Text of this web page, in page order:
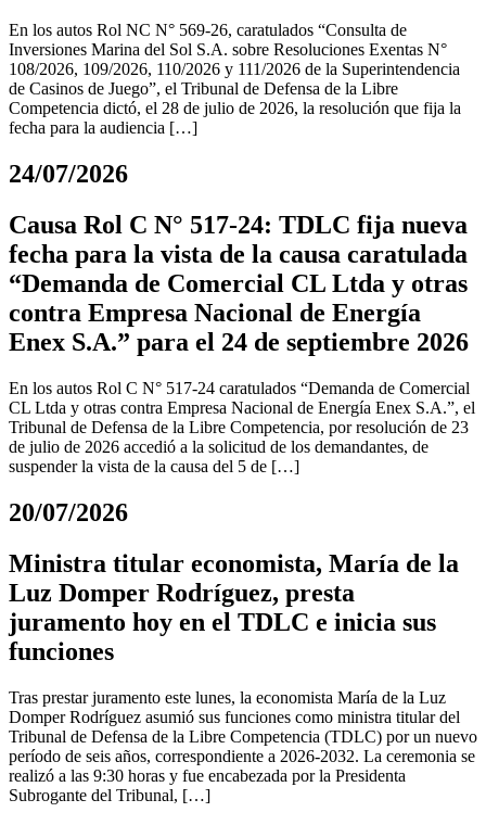
En los autos Rol NC N° 569-26, caratulados “Consulta de
Inversiones Marina del Sol S.A. sobre Resoluciones Exentas N°
108/2026, 109/2026, 110/2026 y 111/2026 de la Superintendencia
de Casinos de Juego”, el Tribunal de Defensa de la Libre
Competencia dictó, el 28 de julio de 2026, la resolución que fija la
fecha para la audiencia […]
24/07/2026
Causa Rol C N° 517-24: TDLC fija nueva
fecha para la vista de la causa caratulada
“Demanda de Comercial CL Ltda y otras
contra Empresa Nacional de Energía
Enex S.A.” para el 24 de septiembre 2026
En los autos Rol C N° 517-24 caratulados “Demanda de Comercial
CL Ltda y otras contra Empresa Nacional de Energía Enex S.A.”, el
Tribunal de Defensa de la Libre Competencia, por resolución de 23
de julio de 2026 accedió a la solicitud de los demandantes, de
suspender la vista de la causa del 5 de […]
20/07/2026
Ministra titular economista, María de la
Luz Domper Rodríguez, presta
juramento hoy en el TDLC e inicia sus
funciones
Tras prestar juramento este lunes, la economista María de la Luz
Domper Rodríguez asumió sus funciones como ministra titular del
Tribunal de Defensa de la Libre Competencia (TDLC) por un nuevo
período de seis años, correspondiente a 2026-2032. La ceremonia se
realizó a las 9:30 horas y fue encabezada por la Presidenta
Subrogante del Tribunal, […]